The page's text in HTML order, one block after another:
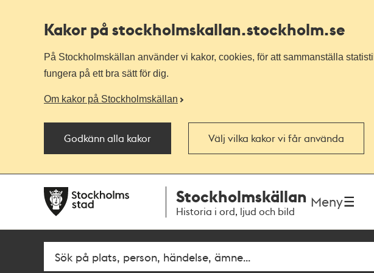
Kakor på stockholmskallan.stockholm.se
På Stockholmskällan använder vi kakor, cookies, för att sammanställa
fungera på ett bra sätt för dig.
Om kakor på Stockholmskällan
Godkänn alla kakor Välj vilka kakor vi får använda
navigationen
huvudinnehållet
Stockholmskällan
Historia i ord, ljud och bild
Meny
Fritextsök